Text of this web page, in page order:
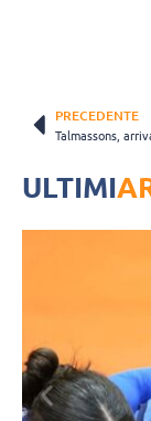
PRECEDENTE
ULTIMI